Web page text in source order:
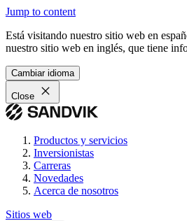
Jump to content
Está visitando nuestro sitio web en
nuestro sitio web en inglés, que tiene
Cambiar idioma
Close
Productos y servicios
Inversionistas
Carreras
Novedades
Acerca de nosotros
Sitios web